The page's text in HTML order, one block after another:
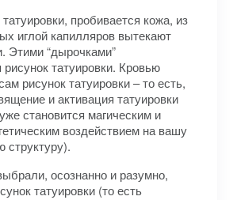
пробивается кожа, из
иглой капилляров вытекают
Этими “дырочками”
рисунок татуировки. Кровью
рисунок татуировки – то есть,
и активация татуировки
становится магическим и
воздействием на вашу
структуру).
осознанно и разумно,
татуировки (то есть